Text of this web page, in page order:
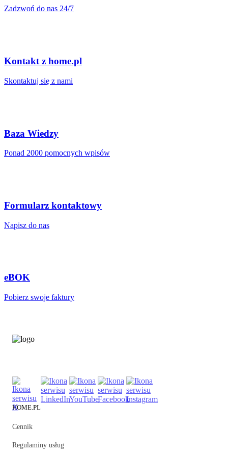
Zadzwoń do nas 24/7
Kontakt z home.pl
Skontaktuj się z nami
Baza Wiedzy
Ponad 2000 pomocnych wpisów
Formularz kontaktowy
Napisz do nas
eBOK
Pobierz swoje faktury
HOME.PL
Cennik
Regulaminy usług